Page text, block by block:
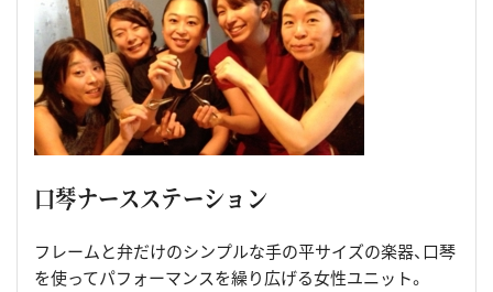
口琴ナースステーション
フレームと弁だけのシンプルな手の平サイズの楽器、口琴
を使ってパフォーマンスを繰り広げる女性ユニット。